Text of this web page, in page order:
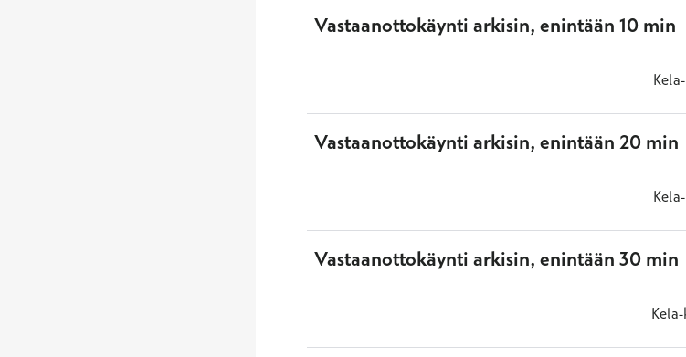
Vastaanottokäynti arkisin, enintään 10 min
Vastaanottokäynti arkisin, enintään 20 min
Vastaanottokäynti arkisin, enintään 30 min